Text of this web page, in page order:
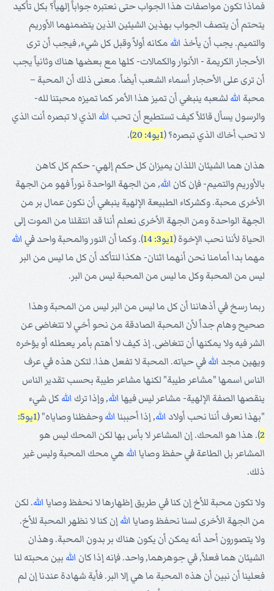
فماذا تكون مواصفات هذا الجواب حتى نعتبره جواباً إلهياً؟ بكل تأكيد
يتحتم أن يتصف الجواب بهذين الشيئين الذين يتضمنهما الأوريم
والتميم. يجب أن يأخذ الله مكانه أولاً وقبل كل شيء, فيجب أن ترى
الأحجار الكريمة - الأنوار والكمالات- كلها مع بعضها هناك وثانياً يجب
أن ترى على الأحجار أسماء الشعب أيضاً. معنى ذلك أن المحبة –
محبة الله لشعبه ينبغي أن تميز هذا الأمر كما تميزه محبتنا لله-
والرسول يسأل قائلاً كيف تستطيع أن تحب الله الذي لا تبصره أنت الذي
لا تحب أخاك الذي تبصره؟ (1يو4: 20 ).
هذان هما الشيئان اللذان يميزان كل حكم إلهي- حكم كل كاهن
بالأوريم والتميم- فإن كان الله, من الجهة الواحدة نوراً فهو من الجهة
الأخرى محبة. وكشركاء الطبيعة الإلهية ينبغي أن نكون عمال بر من
الجهة الواحدة ومن الجهة الأخرى نعلم أننا قد انتقلنا من الموت إلى
الحياة لأننا نحب الإخوة (1يو3: 14 ). وكما أن النور والمحبة واحد في الله
مهما بدا أمامنا نحن أنهما اثنان- هكذا لنتأكد أن كل ما ليس من البر
ليس من المحبة وكل ما ليس من المحبة ليس من البر.
ربما رسخ في أذهاننا أن كل ما ليس من البر ليس من المحبة وهذا
صحيح وهام جداً لأن المحبة الصادقة من نحو أخي لا تتغاضى عن
الشر فيه ولا يمكنها أن تتغاضى. إذ كيف لا أهتم بأمر يعطله أو يؤخره
ويهين مجد اللهفي حياته. المحبة لا تفعل هذا. لتكن هذه في عرف
الناس اسمها "مشاعر طيبة" لكنها مشاعر طيبة بحسب تقدير الناس
ينقصها الصفة الإلهية- مشاعر ليس فيهاالله, وإذا ترك الله كل شيء
"بهذا نعرف أننا نحب أولاد الله, إذا أحببنااللهوحفظنا وصاياه" (
1يو5:
2). هذا هو المحك. إن المشاعر لا بأس بها لكن المحك ليس هو
المشاعر بل الطاعة في حفظ وصاياالله هي محك المحبة وليس غير
ذلك.
ولا تكون محبة للأخ إن كنا في طريق إظهارها لا نحفظ وصاياالله. لكن
من الجهة الأخرى لسنا نحفظ وصايااللهإن كنا لا نظهر المحبة للأخ.
ولا يتصورون أحد أنه يمكن أن يكون هناك بر بدون المحبة. وهذان
الشيئان هما فعلاً, في جوهرهما, واحد. فإنه إذا كان الله بين محبته لنا
فعلينا أن نبين أن هذه المحبة ما هي إلا البر. فأية شهادة عندنا إن لم